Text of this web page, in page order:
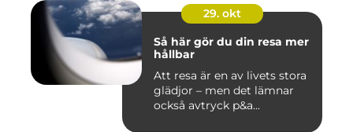
29. okt
Så här gör du din resa mer
hållbar
Att resa är en av livets stora
glädjor – men det lämnar
också avtryck p&a...